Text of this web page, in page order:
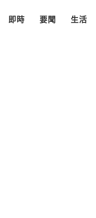
即時 要聞 生活